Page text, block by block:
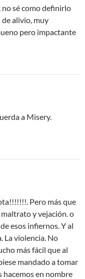
no sé como definirlo
de alivio, muy
pero impactante
a Misery.
Pero más que
y vejación. o
esos infiernos. Y al
La violencia. No
más fácil que al
mandado a tomar
hacemos en nombre